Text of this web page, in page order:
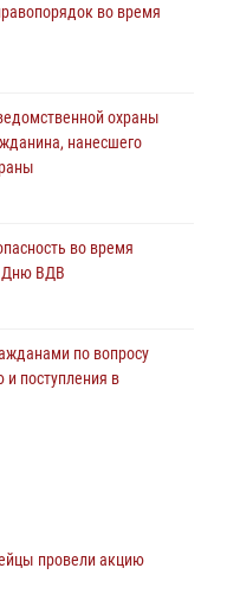
во время
охраны
нанесшего
во время
Дню ВДВ
по вопросу
и поступления в
праздновании Дня
провели акцию